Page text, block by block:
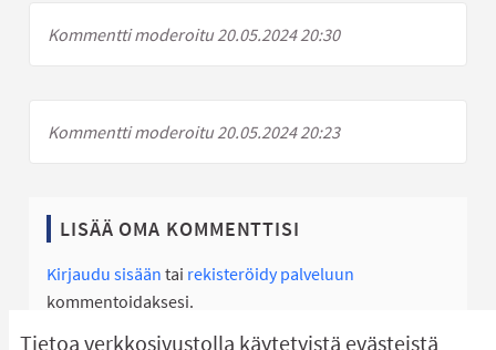
Tietoa verkkosivustolla käytetyistä evästeistä
Kommentti moderoitu 20.05.2024 20:30
Kommentti moderoitu 20.05.2024 20:23
LISÄÄ OMA KOMMENTTISI
Kirjaudu sisään tai rekisteröidy palveluun
kommentoidaksesi.